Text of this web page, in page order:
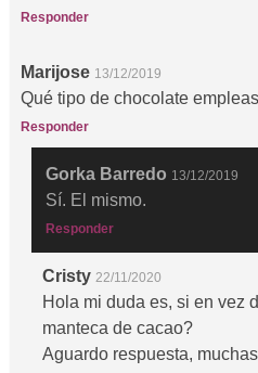
Responder
Marijose 13/12/2019
Qué tipo de chocolate
Responder
Gorka Barredo 13/12/2019
Sí. El mismo.
Responder
Cristy 22/11/2020
Hola mi duda es, si en vez
manteca de cacao?
Aguardo respuesta,